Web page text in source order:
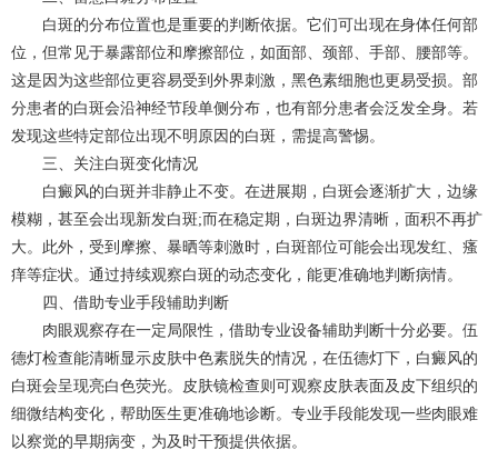
白斑的分布位置也是重要的判断依据。它们可出现在身体任何部
位，但常见于暴露部位和摩擦部位，如面部、颈部、手部、腰部等。
这是因为这些部位更容易受到外界刺激，黑色素细胞也更易受损。部
分患者的白斑会沿神经节段单侧分布，也有部分患者会泛发全身。若
发现这些特定部位出现不明原因的白斑，需提高警惕。​
三、关注白斑变化情况​
白癜风的白斑并非静止不变。在进展期，白斑会逐渐扩大，边缘
模糊，甚至会出现新发白斑;而在稳定期，白斑边界清晰，面积不再扩
大。此外，受到摩擦、暴晒等刺激时，白斑部位可能会出现发红、瘙
痒等症状。通过持续观察白斑的动态变化，能更准确地判断病情。​
四、借助专业手段辅助判断​
肉眼观察存在一定局限性，借助专业设备辅助判断十分必要。伍
德灯检查能清晰显示皮肤中色素脱失的情况，在伍德灯下，白癜风的
白斑会呈现亮白色荧光。皮肤镜检查则可观察皮肤表面及皮下组织的
细微结构变化，帮助医生更准确地诊断。专业手段能发现一些肉眼难
以察觉的早期病变，为及时干预提供依据。​